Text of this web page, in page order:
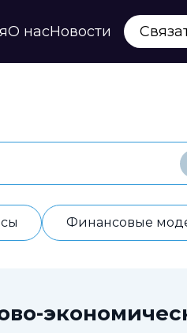
О насНовости
Финансовые